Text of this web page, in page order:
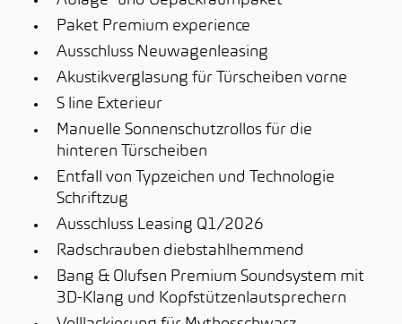
Paket Premium experience
Ausschluss Neuwagenleasing
Akustikverglasung für Türscheiben vorne
S line Exterieur
Manuelle Sonnenschutzrollos für die
hinteren Türscheiben
Entfall von Typzeichen und Technologie
Schriftzug
Ausschluss Leasing Q1/2026
Radschrauben diebstahlhemmend
Bang & Olufsen Premium Soundsystem mit
3D-Klang und Kopfstützenlautsprechern